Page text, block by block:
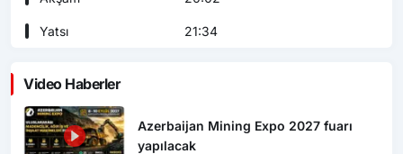
Yatsı 21:34
Video Haberler
Azerbaijan Mining Expo 2027 fuarı
yapılacak